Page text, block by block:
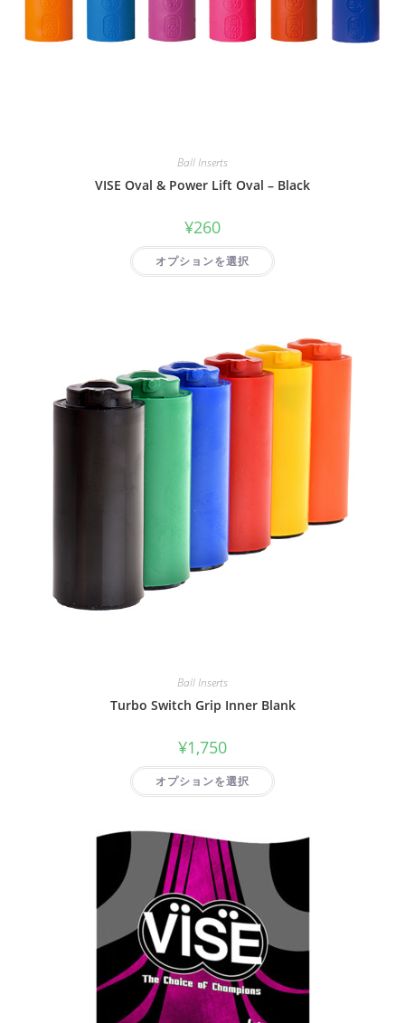
Ball Inserts
VISE Oval & Power Lift Oval – Black
¥260
オプションを選択
Ball Inserts
Turbo Switch Grip Inner Blank
¥1,750
オプションを選択